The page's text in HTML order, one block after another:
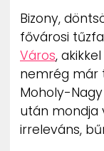
Bizony,
fővárosi
Város,
nemrég már
Moholy-
után mondja
irreleváns,